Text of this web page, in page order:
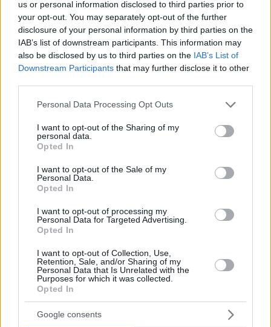
us or personal information disclosed to third parties prior to
your opt-out. You may separately opt-out of the further
disclosure of your personal information by third parties on the
IAB’s list of downstream participants. This information may
also be disclosed by us to third parties on the IAB’s List of
Downstream Participants that may further disclose it to other
Please note that this website/app uses one or more Google
not limited to your visit or usage behaviour. You may click to
grant or deny consent to Google and its third-party tags to
use your data for below specified purposes in below Google
consent section.
Personal Data Processing Opt Outs
I want to opt-out of the Sharing of my
personal data.
Opted In
I want to opt-out of the Sale of my
Personal Data.
Opted In
I want to opt-out of processing my
Personal Data for Targeted Advertising.
Opted In
I want to opt-out of Collection, Use,
Retention, Sale, and/or Sharing of my
Personal Data that Is Unrelated with the
Purposes for which it was collected.
Opted In
Google consents
Το Vitello μας προσκαλεί για burgers και pasta αλά